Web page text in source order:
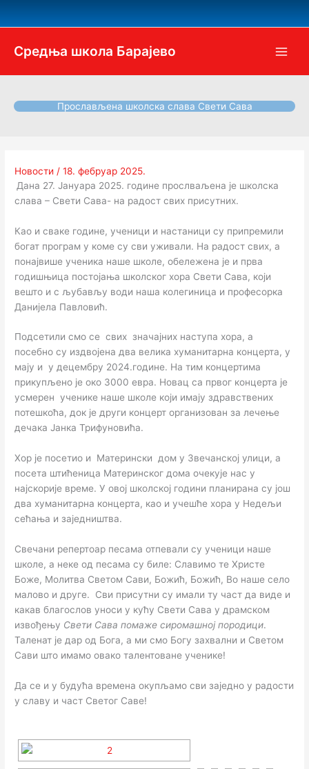
Средња школа Барајево
Прослављена школска слава Свети Сава
Новости /18. фебруар 2025.
Дана 27. Јануара 2025. године прослваљена је школска
слава – Свети Сава- на радост свих присутних.
Као и сваке године, ученици и настаници су припремили
богат програм у коме су сви уживали. На радост свих, а
понајвише ученика наше школе, обележена је и прва
годишњица постојања школског хора Свети Сава, који
вешто и с љубављу води наша колегиница и професорка
Данијела Павловић.
Подсетили смо се свих значајних наступа хора, а
посебно су издвојена два велика хуманитарна концерта, у
мају и у децембру 2024.године. На тим концертима
прикупљено је око 3000 евра. Новац са првог концерта је
усмерен ученике наше школе који имају здравствених
потешкоћа, док је други концерт организован за лечење
дечака Јанка Трифуновића.
Хор је посетио и Матерински дом у Звечанској улици, а
посета штићеница Материнског дома очекује нас у
најскорије време. У овој школској години планирана су још
два хуманитарна концерта, као и учешће хора у Недељи
сећања и заједништва.
Свечани репертоар песама отпевали су ученици наше
школе, а неке од песама су биле: Славимо те Христе
Боже, Молитва Светом Сави, Божић, Божић, Во наше село
малово и друге. Сви присутни су имали ту част да виде и
какав благослов уноси у кућу Свети Сава у драмском
извођењу Свети Сава помаже сиромашној породици.
Таленат је дар од Бога, а ми смо Богу захвални и Светом
Сави што имамо овако талентоване ученике!
Да се и у будућа времена окупљамо сви заједно у радости
у славу и част Светог Саве!